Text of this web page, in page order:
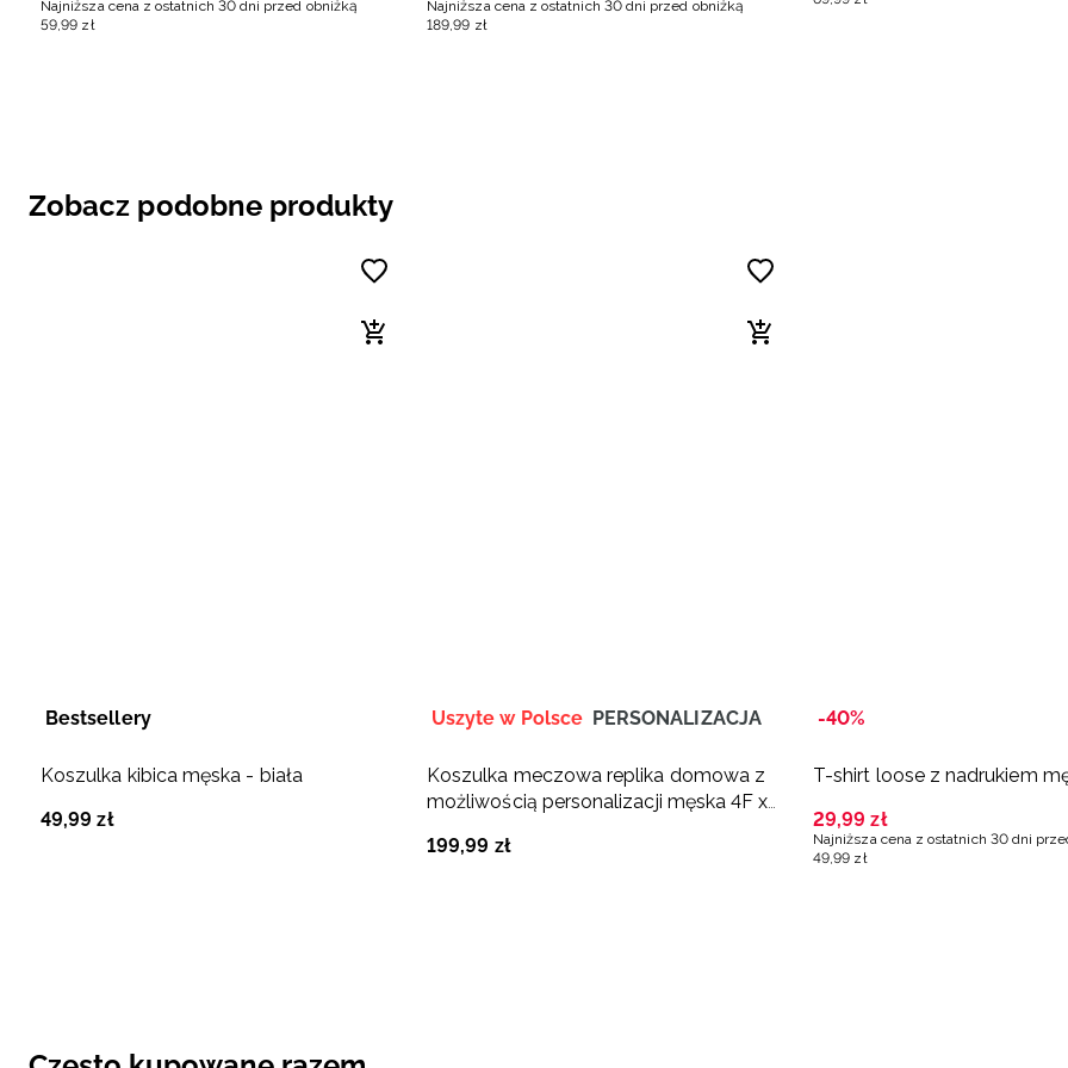
Najniższa cena z ostatnich 30 dni przed obniżką
59,99 zł
Najniższa cena z ostatnich 30 dni przed obniżką
189,99 zł
Zobacz podobne produkty
Bestsellery
Koszulka kibica męska - biała
49,99 zł
Uszyte w Polsce PERSONALIZACJA
Koszulka meczowa replika domowa z
możliwością personalizacji męska 4F x
199,99 zł
-40%
T-shirt loose z nadrukiem
29,99 zł
Najniższa cena z ostatnich 30 dni
49 ,99 zł